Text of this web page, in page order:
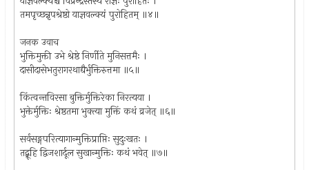
तमपृच्छन्नृपश्रेष्ठो याज्ञवल्क्यं पुरोहितम् ॥४॥
जनक उवाच
भुक्तिमुक्ती उभे श्रेष्ठे निर्णीते मुनिसत्तमैः ।
दासीदासेभतुरागरथाद्यैर्भुक्तिरुत्तमा ॥५॥
किंत्वन्तविरसा बुक्तिर्मुक्तिरेका निरत्यया ।
भुक्तेर्मुक्तिः श्रेष्ठतमा भुक्त्या मुक्तिं कथं व्रजेत् ॥६॥
सर्वसङ्गपरित्यागान्मुक्तिप्राप्तिः सुदुःखतः ।
तद्ब्रूहि द्विजशार्दूल सुखान्मुक्तिः कथं भवेत् ॥७॥